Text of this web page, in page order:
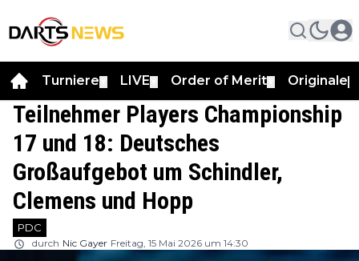
Turniere LIVE Order of Merit Originale
Teilnehmer Players Championship
17 und 18: Deutsches
Großaufgebot um Schindler,
Clemens und Hopp
PDC
durch Nic Gayer Freitag, 15 Mai 2026 um 14:30